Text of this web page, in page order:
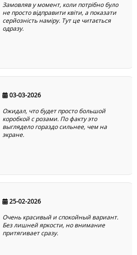
Замовляв у момент, коли потрібно було
не просто відправити квіти, а показати
серйозність наміру. Тут це читається
одразу.
03-03-2026
Ожидал, что будет просто большой
коробкой с розами. По факту это
выглядело гораздо сильнее, чем на
экране.
25-02-2026
Очень красивый и спокойный вариант.
Без лишней яркости, но внимание
притягивает сразу.